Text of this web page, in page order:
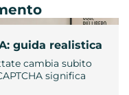
guida realistica
cambia subito
significa